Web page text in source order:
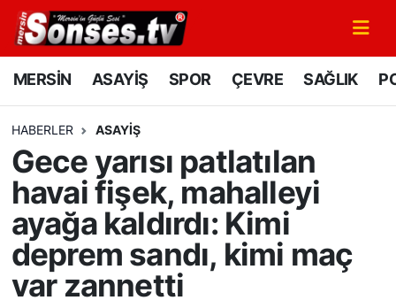
MERSİN ASAYİŞ SPOR ÇEVRE SAĞLIK
HABERLER ASAYİŞ
Gece yarısı patlatılan
havai fişek, mahalleyi
ayağa kaldırdı: Kimi
deprem sandı, kimi maç
var zannetti
MERSİN
SPOR
GÜNÜN MANŞETİ
DÜNYA
KÜLTÜR - SANAT
Mersin Nöbetçi Eczaneler
Mersin Namaz Vakitleri
Mersin Trafik Yoğunluk Haritası
Süper Lig Puan Durumu ve Fikstür
Tüm Manşetler